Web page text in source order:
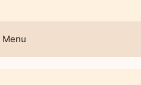
Menu